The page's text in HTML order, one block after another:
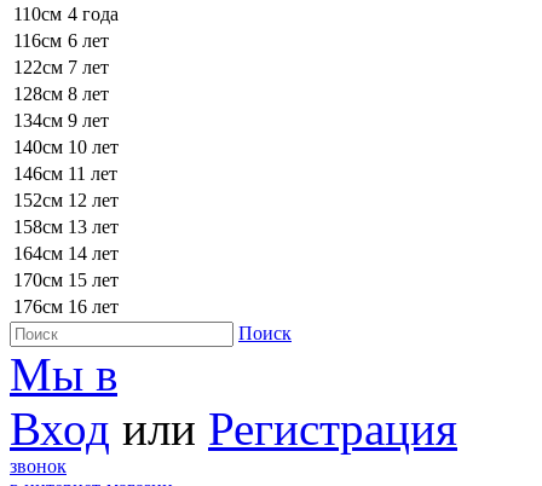
110см 4 года
116см 6 лет
122см 7 лет
128см 8 лет
134см 9 лет
140см 10 лет
146см 11 лет
152см 12 лет
158см 13 лет
164см 14 лет
170см 15 лет
176см 16 лет
Поиск
Мы в
Вход или Регистрация
звонок